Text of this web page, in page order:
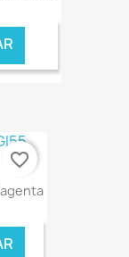
€ ONLINE
favorite_border